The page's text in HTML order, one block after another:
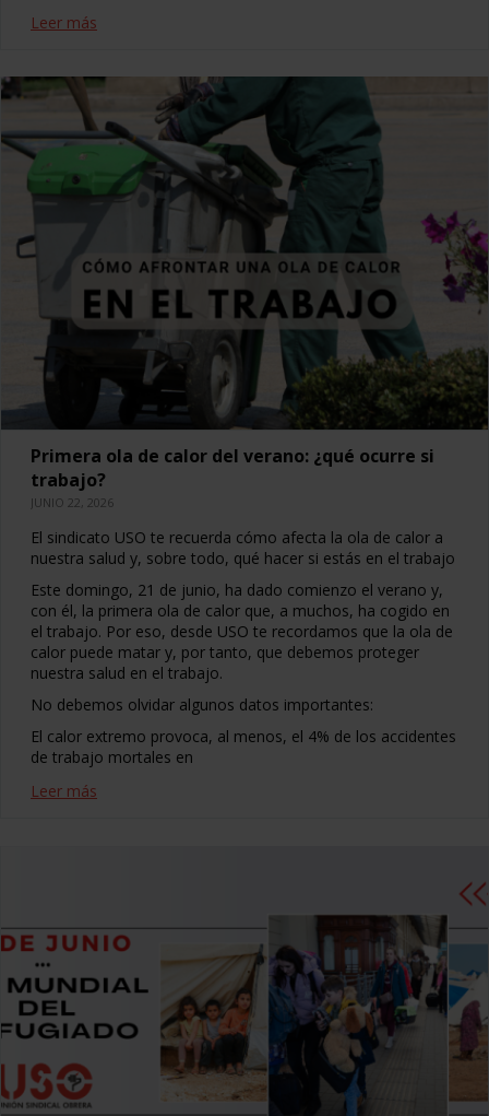
Leer más
Primera ola de calor del verano: ¿qué ocurre si
trabajo?
JUNIO 22, 2026
El sindicato USO te recuerda cómo afecta la ola de calor a
nuestra salud y, sobre todo, qué hacer si estás en el trabajo
Este domingo, 21 de junio, ha dado comienzo el verano y,
con él, la primera ola de calor que, a muchos, ha cogido en
el trabajo. Por eso, desde USO te recordamos que la ola de
calor puede matar y, por tanto, que debemos proteger
nuestra salud en el trabajo.
No debemos olvidar algunos datos importantes:
El calor extremo provoca, al menos, el 4% de los accidentes
de trabajo mortales en
Leer más